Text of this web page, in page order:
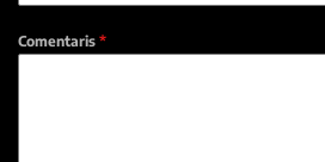
Comentaris *